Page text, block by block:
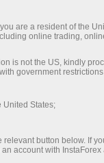
পর্যালোচনা:
USD,
CAD and
are a resident of the
online trading,
is not the US, kindly
government
United States;
button below. If
account with InstaForex